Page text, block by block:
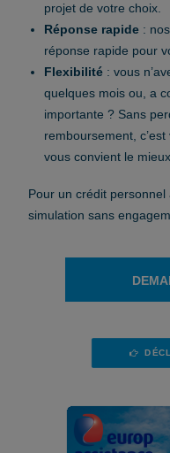
projet de votre choix.
Réponse rapide :
réponse rapide pour
Flexibilité : vous
quelques mois ou, a
importante ? Sans
remboursement,
vous convient le mieux.
Pour un crédit
simulation sans